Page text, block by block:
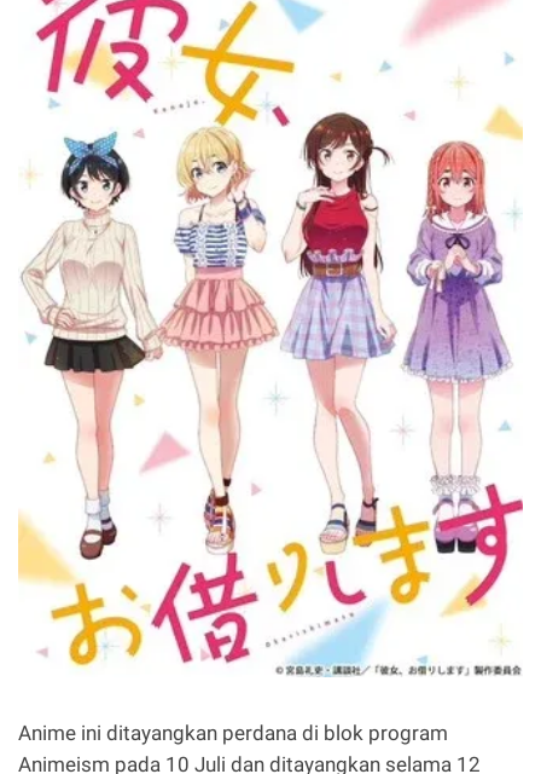
Anime ini ditayangkan perdana di blok program
Animeism pada 10 Juli dan ditayangkan selama 12